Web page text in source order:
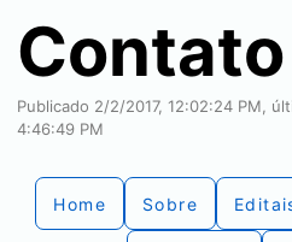
Contato
Publicado 2/2/2017, 12:02:24 PM,
4:46:49 PM
Home Sobre